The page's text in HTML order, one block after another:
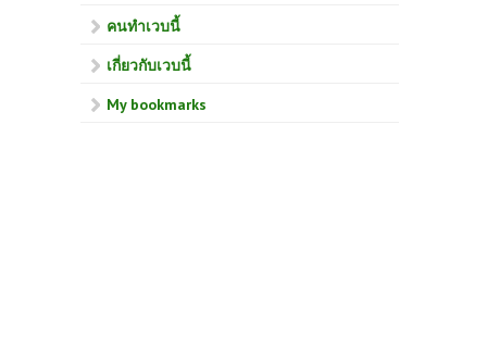
คนทำเวบนี้
เกี่ยวกับเวบนี้
My bookmarks